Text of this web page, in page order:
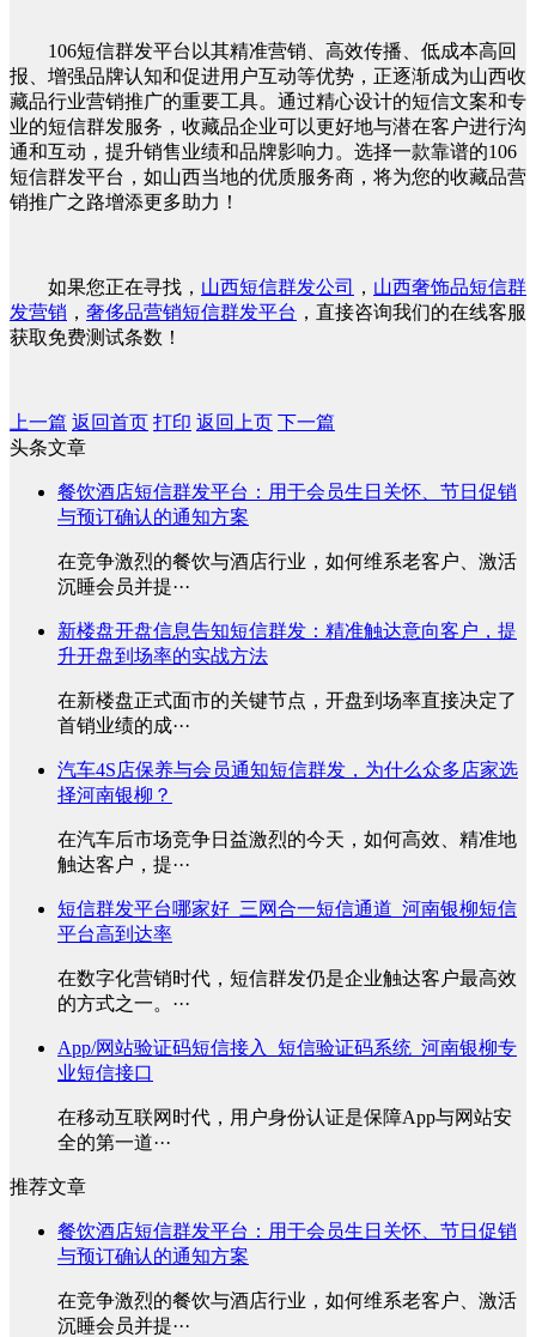
106短信群发平台以其精准营销、高效传播、低成本高回
报、增强品牌认知和促进用户互动等优势，正逐渐成为山西收
藏品行业营销推广的重要工具。通过精心设计的短信文案和专
业的短信群发服务，收藏品企业可以更好地与潜在客户进行沟
通和互动，提升销售业绩和品牌影响力。选择一款靠谱的106
短信群发平台，如山西当地的优质服务商，将为您的收藏品营
销推广之路增添更多助力！
如果您正在寻找， 山西短信群发公司 ， 山西奢饰品短信群
发营销 ， 奢侈品营销短信群发平台 ，直接咨询我们的在线客服
获取免费测试条数！
上一篇 返回首页 打印 返回上页 下一篇
头条文章
餐饮酒店短信群发平台：用于会员生日关怀、节日促销
与预订确认的通知方案
在竞争激烈的餐饮与酒店行业，如何维系老客户、激活
沉睡会员并提···
新楼盘开盘信息告知短信群发：精准触达意向客户，提
升开盘到场率的实战方法
在新楼盘正式面市的关键节点，开盘到场率直接决定了
首销业绩的成···
汽车4S店保养与会员通知短信群发，为什么众多店家选
择河南银柳？
在汽车后市场竞争日益激烈的今天，如何高效、精准地
触达客户，提···
短信群发平台哪家好_三网合一短信通道_河南银柳短信
平台高到达率
在数字化营销时代，短信群发仍是企业触达客户最高效
的方式之一。···
App/网站验证码短信接入_短信验证码系统_河南银柳专
业短信接口
在移动互联网时代，用户身份认证是保障App与网站安
全的第一道···
推荐文章
餐饮酒店短信群发平台：用于会员生日关怀、节日促销
与预订确认的通知方案
在竞争激烈的餐饮与酒店行业，如何维系老客户、激活
沉睡会员并提···